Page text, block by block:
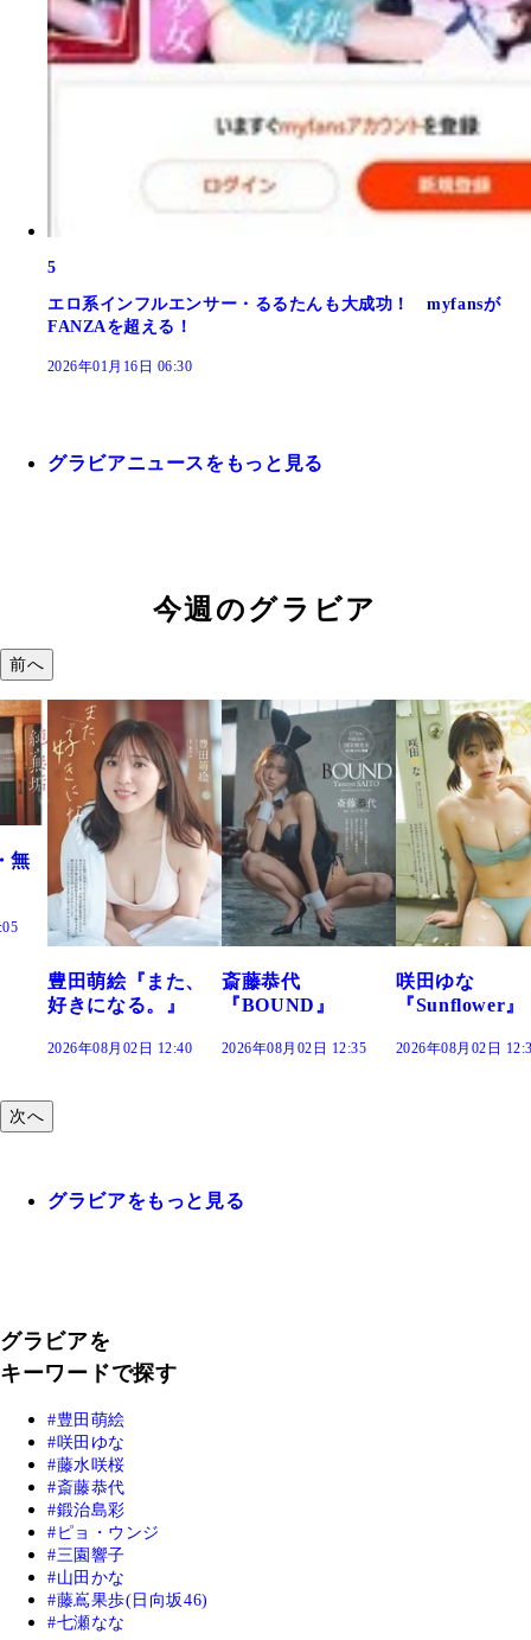
5
エロ系インフルエンサー・るるたんも大成功！ myfansが
FANZAを超える！
2026年01月16日 06:30
グラビアニュースをもっと見る
今週のグラビア
前へ
斎藤恭代
『BOUND』
2026年08月02日 12:35
咲田ゆな
『Sunflower』
2026年08月02日 12:30
藤水咲桜『花
だまり』
2026年08月02日
次へ
グラビアをもっと見る
グラビアを
キーワードで探す
豊田萌絵
咲田ゆな
藤水咲桜
斎藤恭代
鍛治島彩
ピョ・ウンジ
三園響子
山田かな
藤嶌果歩(日向坂46)
七瀬なな